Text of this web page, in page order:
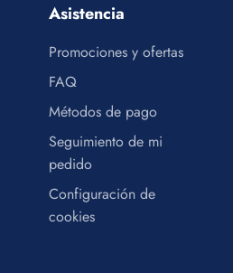
Asistencia
Promociones y ofertas
FAQ
Métodos de pago
Seguimiento de mi
pedido
Configuración de
cookies